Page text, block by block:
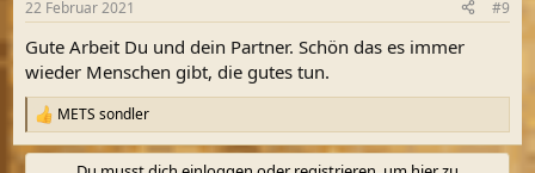
22 Februar 2021 #9
Gute Arbeit Du und dein Partner. Schön das es immer
wieder Menschen gibt, die gutes tun.
R
e
a
METS sondler